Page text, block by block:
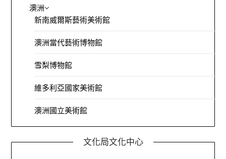
澳洲
新南威爾斯藝術美術館
澳洲當代藝術博物館
雪梨博物館
維多利亞國家美術館
澳洲國立美術館
文化局文化中心